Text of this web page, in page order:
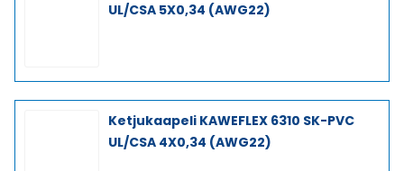
UL/CSA 5X0,34 (AWG22)
Ketjukaapeli KAWEFLEX 6310 SK-PVC
UL/CSA 4X0,34 (AWG22)